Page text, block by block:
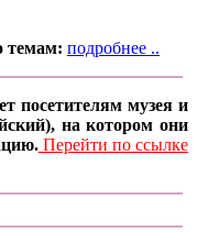
темам: подробнее ..
посетителям музея и
на котором они
Перейти по ссылке